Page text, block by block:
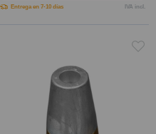
Entrega en 7-10 días IVA incl.